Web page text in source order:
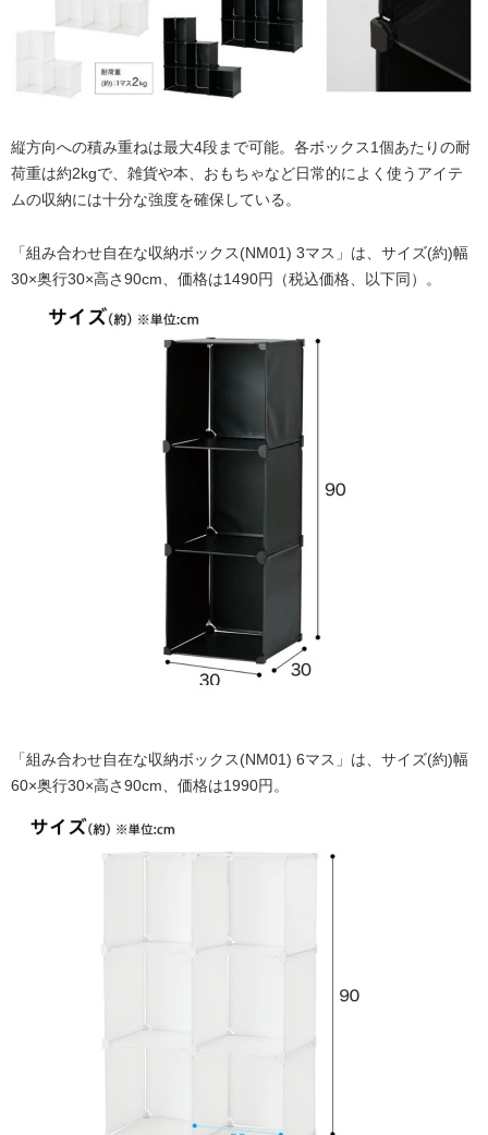
縦方向への積み重ねは最大4段まで可能。各ボックス1個あたりの耐
荷重は約2kgで、雑貨や本、おもちゃなど日常的によく使うアイテ
ムの収納には十分な強度を確保している。
「組み合わせ自在な収納ボックス(NM01) 3マス」は、サイズ(約)幅
30×奥行30×高さ90cm、価格は1490円（税込価格、以下同）。
「組み合わせ自在な収納ボックス(NM01) 6マス」は、サイズ(約)幅
60×奥行30×高さ90cm、価格は1990円。